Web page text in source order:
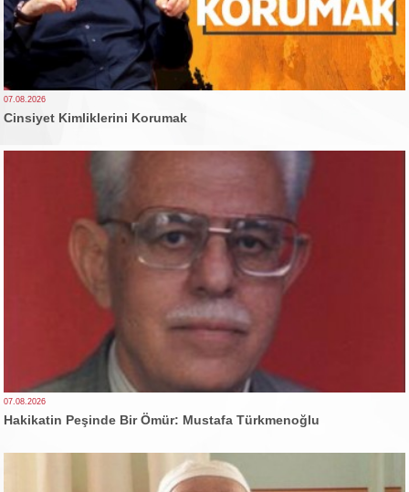
07.08.2026
Cinsiyet Kimliklerini Korumak
07.08.2026
Hakikatin Peşinde Bir Ömür: Mustafa Türkmenoğlu